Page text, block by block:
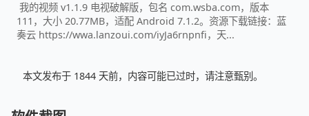
我的视频 v1.1.9 电视破解版，包名 com.wsba.com，版本
111，大小 20.77MB，适配 Android 7.1.2。资源下载链接：蓝
奏云 https://wwa.lanzoui.com/iyJa6rnpnfi，天...
本文发布于 1844 天前，内容可能已过时，请注意甄别。